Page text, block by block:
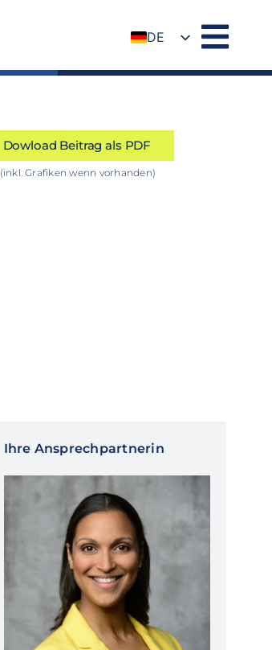
DE
Dowload Beitrag als PDF
(inkl. Grafiken wenn vorhanden)
Ihre Ansprechpartnerin